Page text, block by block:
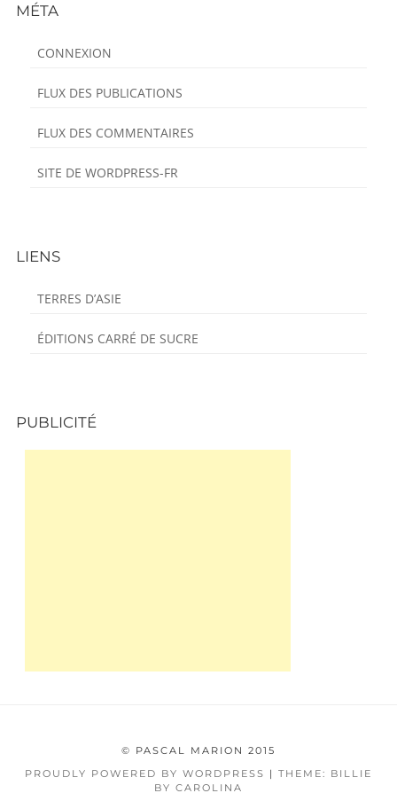
Content
MÉTA
CONNEXION
FLUX DES PUBLICATIONS
FLUX DES COMMENTAIRES
SITE DE WORDPRESS-FR
LIENS
TERRES D’ASIE
ÉDITIONS CARRÉ DE SUCRE
PUBLICITÉ
© PASCAL MARION 2015
PROUDLY POWERED BY WORDPRESS | THEME: BILLIE
BY CAROLINA